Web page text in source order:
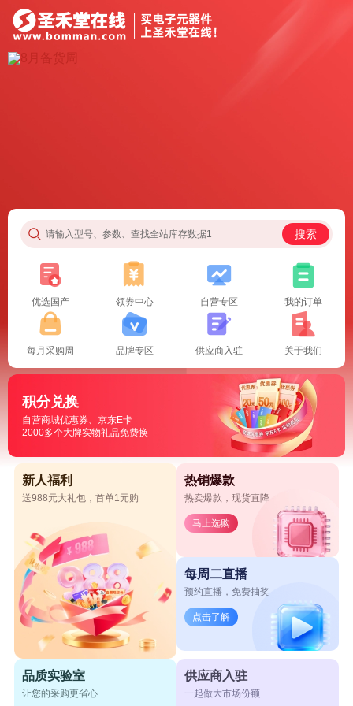
请输入型号、参数、查找全站库存数据1 搜索
优选国产 领券中心 自营专区 我的订单
每月采购周 品牌专区 供应商入驻 关于我们
积分兑换
自营商城优惠券、京东E卡
2000多个大牌实物礼品免费换
新人福利
送988元大礼包，首单1元购
热销爆款
热卖爆款，现货直降
马上选购
每周二直播
预约直播，免费抽奖
点击了解
品质实验室
让您的采购更省心
供应商入驻
一起做大市场份额